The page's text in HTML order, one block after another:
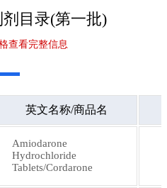
第八批
第十批
第十二批
目录(第一批)
查看完整信息
英文名称/商品名
Amiodarone
Hydrochloride
Tablets/Cordarone